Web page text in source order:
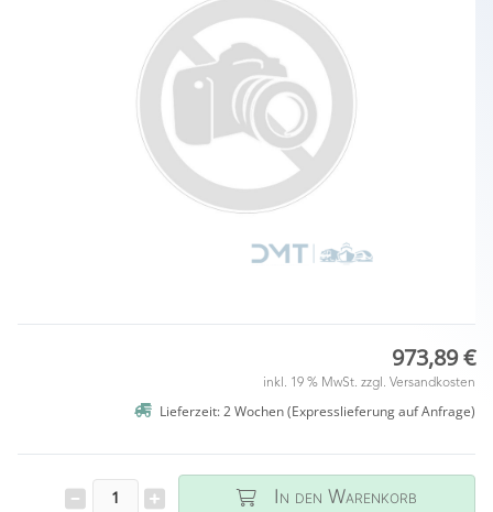
973,89 €
inkl. 19 % MwSt. zzgl. Versandkosten
Lieferzeit: 2 Wochen (Expresslieferung auf Anfrage)
In den Warenkorb